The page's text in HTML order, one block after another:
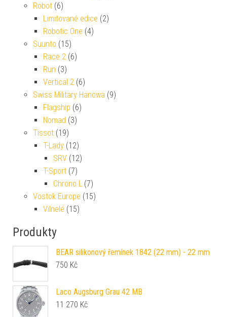
Robot (6)
Limitované edice (2)
Robotic One (4)
Suunto (15)
Race 2 (6)
Run (3)
Vertical 2 (6)
Swiss Military Hanowa (9)
Flagship (6)
Nomad (3)
Tissot (19)
T-Lady (12)
SRV (12)
T-Sport (7)
Chrono L (7)
Vostok Europe (15)
Vilnelé (15)
Produkty
BEAR silikonový řemínek 1842 (22 mm) - 22 mm
750 Kč
Laco Augsburg Grau 42 MB
11 270 Kč